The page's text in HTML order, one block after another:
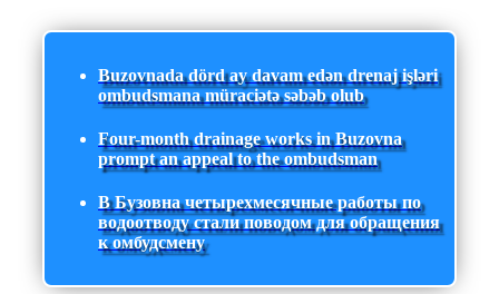
Buzovnada dörd ay davam edən drenaj işləri
ombudsmana müraciətə səbəb olub
Four-month drainage works in Buzovna
prompt an appeal to the ombudsman
В Бузовна четырехмесячные работы по
водоотводу стали поводом для обращения
к омбудсмену